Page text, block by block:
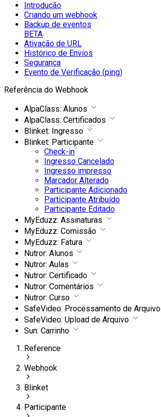
Introdução
Criando um webhook
Backup de eventos
BETA
Ativação de URL
Histórico de Envios
Segurança
Evento de Verificação (ping)
Referência do Webhook
AlpaClass: Alunos
AlpaClass: Certificados
Blinket: Ingresso
Blinket: Participante
Check-in
Ingresso Cancelado
Ingresso impresso
Marcador Alterado
Participante Adicionado
Participante Atribuído
Participante Editado
MyEduzz: Assinaturas
MyEduzz: Comissão
MyEduzz: Fatura
Nutror: Alunos
Nutror: Aulas
Nutror: Certificado
Nutror: Comentários
Nutror: Curso
SafeVideo: Processamento de Arquivo
SafeVideo: Upload de Arquivo
Sun: Carrinho
Reference
Webhook
Blinket
Participante